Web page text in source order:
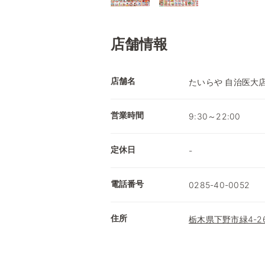
店舗情報
店舗名 たいらや 自治医大
営業時間 9:30～22:00
定休日 -
電話番号 0285-40-0052
住所 栃木県下野市緑4-